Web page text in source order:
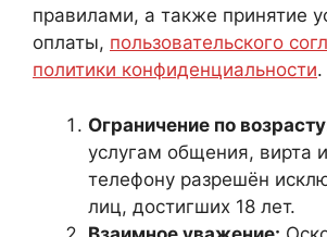
правилами, а также принятие
оплаты, пользовательского
политики конфиденциальности.
Ограничение по
услугам общения, вирта
телефону разрешён
лиц, достигших 18 лет.